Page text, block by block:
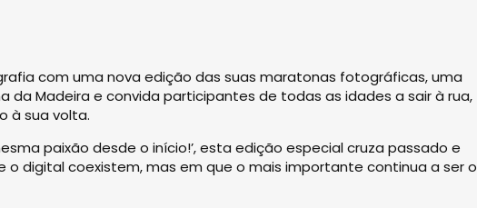
com uma nova edição das suas maratonas fotográficas, uma
da Madeira e convida participantes de todas as idades a sair à rua,
à sua volta.
paixão desde o início!’, esta edição especial cruza passado e
digital coexistem, mas em que o mais importante continua a ser o